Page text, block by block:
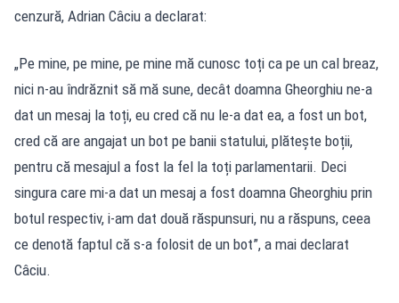
cenzură, Adrian Câciu a declarat:
„Pe mine, pe mine, pe mine mă cunosc toți ca pe un cal breaz,
nici n-au îndrăznit să mă sune, decât doamna Gheorghiu ne-a
dat un mesaj la toți, eu cred că nu le-a dat ea, a fost un bot,
cred că are angajat un bot pe banii statului, plătește boții,
pentru că mesajul a fost la fel la toți parlamentarii. Deci
singura care mi-a dat un mesaj a fost doamna Gheorghiu prin
botul respectiv, i-am dat două răspunsuri, nu a răspuns, ceea
ce denotă faptul că s-a folosit de un bot”, a mai declarat
Câciu.